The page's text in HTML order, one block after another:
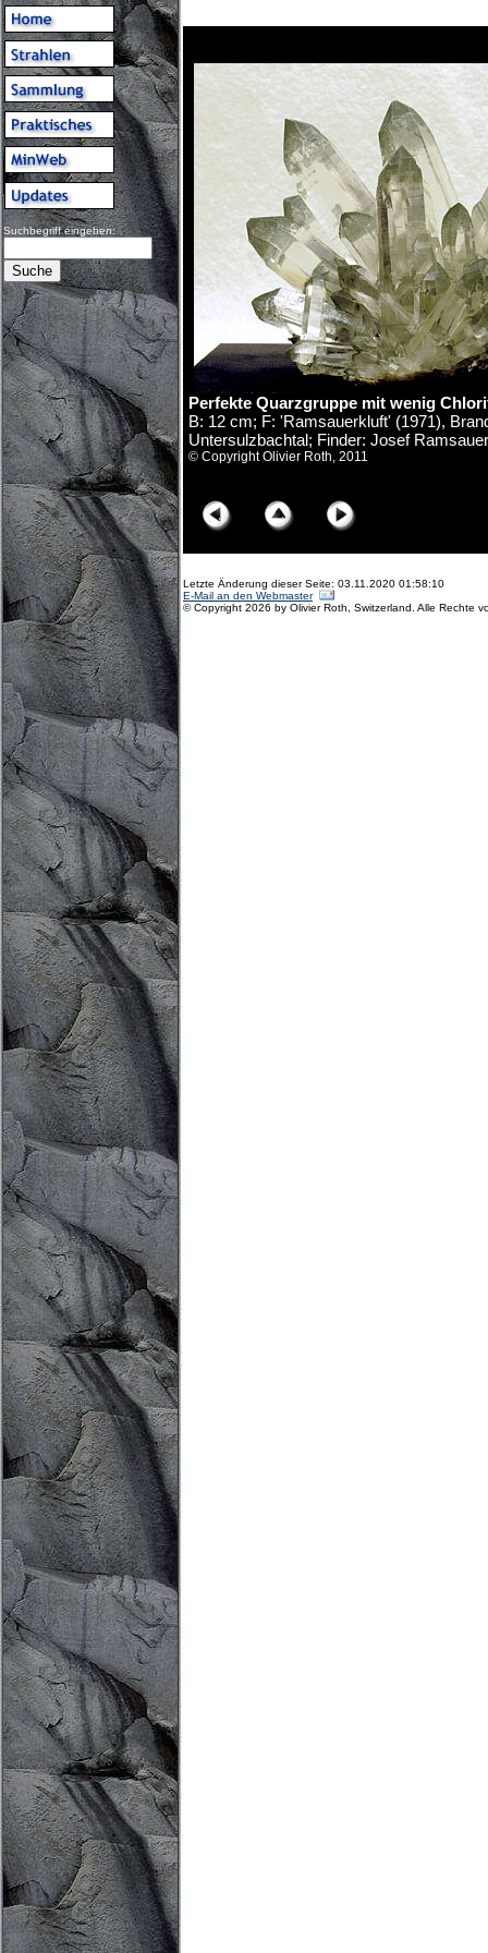
Suchbegriff eingeben:
Perfekte Quarzgruppe mit wenig
B: 12 cm; F: 'Ramsauerkluft' (1971),
Untersulzbachtal; Finder: Josef
© Copyright Olivier Roth, 2011
Letzte Änderung dieser Seite: 03.11.2020 01:58:10
E-Mail an den Webmaster
© Copyright 2026 by Olivier Roth, Switzerland. Alle Rechte